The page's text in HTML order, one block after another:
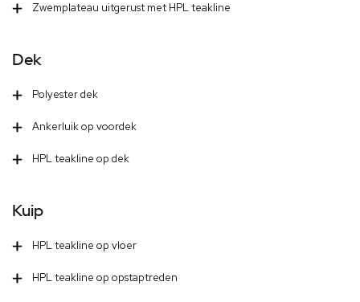
Zwemplateau uitgerust met HPL teakline
Dek
Polyester dek
Ankerluik op voordek
HPL teakline op dek
Kuip
HPL teakline op vloer
HPL teakline op opstaptreden